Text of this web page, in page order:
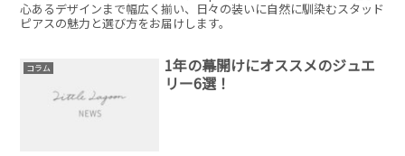
心あるデザインまで幅広く揃い、日々の装いに自然に馴染むスタッド
ピアスの魅力と選び方をお届けします。
コラム
1年の幕開けにオススメのジュエ
リー6選！